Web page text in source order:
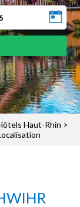
Haut-Rhin >